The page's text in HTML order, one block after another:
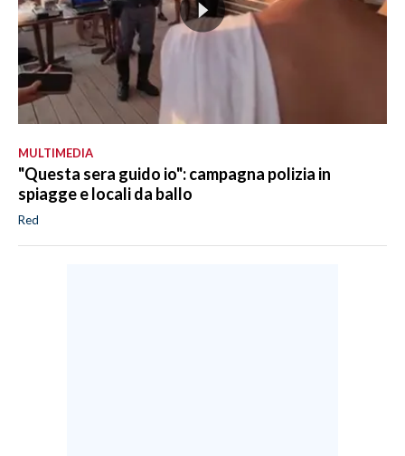
MULTIMEDIA
"Questa sera guido io": campagna polizia in
spiagge e locali da ballo
Red